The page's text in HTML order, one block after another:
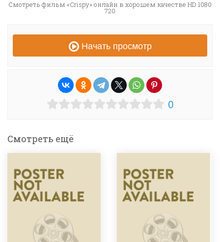
Смотреть фильм «Crispy» онлайн в хорошем качестве HD 1080
720
Начать просмотр
0
Смотреть ещё